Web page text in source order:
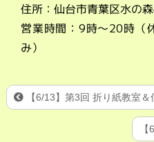
住所：仙台市青葉区水の
営業時間：9時～20時（
み）
【6/13】第3回 折り紙教室＆